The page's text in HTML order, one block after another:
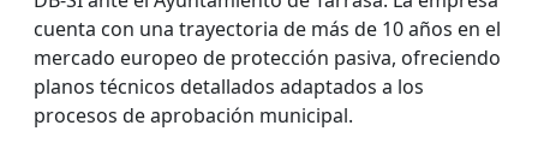
cuenta con una trayectoria de más de 10 años en el
mercado europeo de protección pasiva, ofreciendo
planos técnicos detallados adaptados a los
procesos de aprobación municipal.